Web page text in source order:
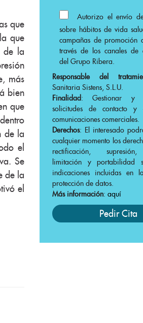
que
que
de la
más
bien
que
de la
el
Se
de la
el
Autorizo el envío
sobre hábitos de vida
campañas de promoción
través de los canales de
del Grupo Ribera.
Responsable del
Sanitaria Sistens, S.L.U.
Finalidad: Gestionar y
solicitudes de contacto
comunicaciones comerciales.
Derechos: El interesado
cualquier momento los
rectificación,
limitación y portabilidad
indicaciones incluidas en
protección de datos.
Más información: aquí